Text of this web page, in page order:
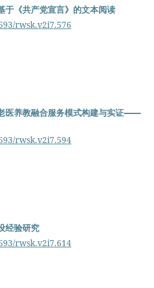
《共产党宣言》的文本阅读
rwsk.v2i7.576
医养教融合服务模式构建与实证——
rwsk.v2i7.594
经验研究
rwsk.v2i7.614